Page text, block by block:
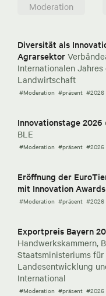
Moderation
Diversität als
Agrarsektor
Internationalen
Landwirtschaft
#Moderation #präsent #2026
Innovationstage 2026
BLE
#Moderation #präsent #2026
Eröffnung der
mit Innovation Awards
#Moderation #präsent #2026
Exportpreis Bayern
Handwerkskammern,
Staatsministeriums
Landesentwicklung
International
#Moderation #präsent #2026